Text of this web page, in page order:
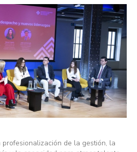
de la gestión, la